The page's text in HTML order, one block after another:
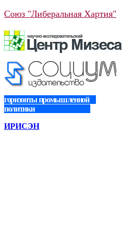
Союз "Либеральная Хартия"
горизонты промышленной
политики
ИРИСЭН